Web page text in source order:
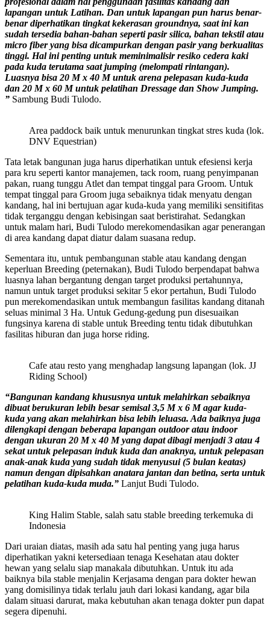
lapangan untuk Latihan. Dan untuk lapangan pun harus benar-
benar diperhatikan tingkat kekerasan groundnya, saat ini kan
sudah tersedia bahan-bahan seperti pasir silica, bahan tekstil atau
micro fiber yang bisa dicampurkan dengan pasir yang berkualitas
tinggi. Hal ini penting untuk meminimalisir resiko cedera kaki
pada kuda terutama saat jumping (melompati rintangan).
Luasnya bisa 20 M x 40 M untuk arena pelepasan kuda-kuda
dan 20 M x 60 M untuk pelatihan Dressage dan Show Jumping.
” Sambung Budi Tulodo.
Area paddock baik untuk menurunkan tingkat stres kuda (lok.
DNV Equestrian)
Tata letak bangunan juga harus diperhatikan untuk efesiensi kerja
para kru seperti kantor manajemen, tack room, ruang penyimpanan
pakan, ruang tunggu Atlet dan tempat tinggal para Groom. Untuk
tempat tinggal para Groom juga sebaiknya tidak menyatu dengan
kandang, hal ini bertujuan agar kuda-kuda yang memiliki sensitifitas
tidak terganggu dengan kebisingan saat beristirahat. Sedangkan
untuk malam hari, Budi Tulodo merekomendasikan agar penerangan
di area kandang dapat diatur dalam suasana redup.
Sementara itu, untuk pembangunan stable atau kandang dengan
keperluan Breeding (peternakan), Budi Tulodo berpendapat bahwa
luasnya lahan bergantung dengan target produksi pertahunnya,
namun untuk target produksi sekitar 5 ekor pertahun, Budi Tulodo
pun merekomendasikan untuk membangun fasilitas kandang ditanah
seluas minimal 3 Ha. Untuk Gedung-gedung pun disesuaikan
fungsinya karena di stable untuk Breeding tentu tidak dibutuhkan
fasilitas hiburan dan juga horse riding.
Cafe atau resto yang menghadap langsung lapangan (lok. JJ
Riding School)
“Bangunan kandang khususnya untuk melahirkan sebaiknya
dibuat berukuran lebih besar semisal 3,5 M x 6 M agar kuda-
kuda yang akan melahirkan bisa lebih leluasa. Ada baiknya juga
dilengkapi dengan beberapa lapangan outdoor atau indoor
dengan ukuran 20 M x 40 M yang dapat dibagi menjadi 3 atau 4
sekat untuk pelepasan induk kuda dan anaknya, untuk pelepasan
anak-anak kuda yang sudah tidak menyusui (5 bulan keatas)
namun dengan dipisahkan anatara jantan dan betina, serta untuk
pelatihan kuda-kuda muda.” Lanjut Budi Tulodo.
King Halim Stable, salah satu stable breeding terkemuka di
Indonesia
Dari uraian diatas, masih ada satu hal penting yang juga harus
diperhatikan yakni ketersediaan tenaga Kesehatan atau dokter
hewan yang selalu siap manakala dibutuhkan. Untuk itu ada
baiknya bila stable menjalin Kerjasama dengan para dokter hewan
yang domisilinya tidak terlalu jauh dari lokasi kandang, agar bila
dalam situasi darurat, maka kebutuhan akan tenaga dokter pun dapat
segera dipenuhi.